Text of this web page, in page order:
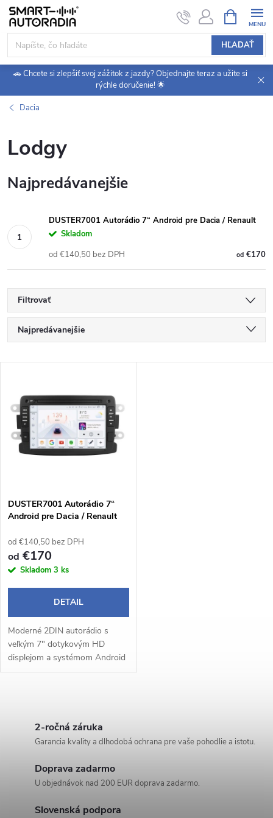
Prejsť
obsah
HĽADAŤ
KOŠÍK
🚗 Chcete si zlepšiť svoj zážitok z jazdy? Objednajte teraz a užite si
rýchle doručenie! 🌟
Dacia
Lodgy
Najpredávanejšie
DUSTER7001 Autorádio 7“ Android pre Dacia / Renault
Skladom
od€170
od €140,50 bez DPH
Filtrovať
R
a
d
e
n
e
p
r
d
u
Najpredávanejšie
Abecedne
ý
p
s
p
r
o
d
u
k
DUSTER7001 Autorádio 7“
Android pre Dacia / Renault
od €140,50 bez DPH
od €170
Skladom 3 ks
DETAIL
Moderné 2DIN autorádio s
veľkým 7" dotykovým HD
displejom a systémom Android
14 prináša pohodlné a
2-ročná záruka
Garancia kvality a dlhodobá ochrana pre vaše pohodlie a istotu.
Doprava zadarmo
U objednávok nad 200 EUR doprava zadarmo.
Slovenská podpora